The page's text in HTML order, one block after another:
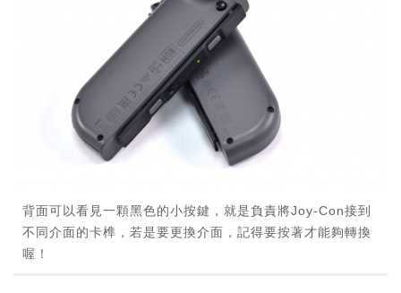
背面可以看見一顆黑色的小按鍵，就是負責將Joy-Con接到
不同介面的卡榫，若是要更換介面，記得要按著才能夠轉換
喔！